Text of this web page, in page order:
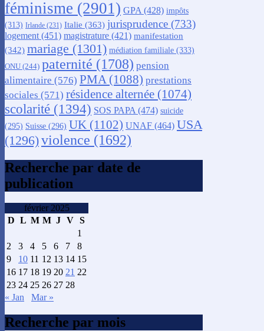
féminisme (2901) GPA (428) impôts
(313) Irlande (231) Italie (363) jurisprudence (733)
logement (451) magistrature (421) manifestation
(342) mariage (1301) médiation familiale (333)
ONU (244) paternité (1708) pension
alimentaire (576) PMA (1088) prestations
sociales (571) résidence alternée (1074)
scolarité (1394) SOS PAPA (474) suicide
(295) Suisse (296) UK (1102) UNAF (464) USA
(1296)violence (1692)
Recherche par date de
publication
février 2025
D L M M J V S
1
2
3 4 5 6 7
8
9
10 11 12 13 14 15
16 17 18 19 20 21 22
23 24 25 26 27 28
« Jan
Mar »
Recherche par mois